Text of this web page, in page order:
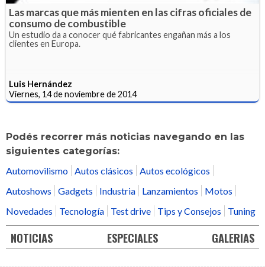
Las marcas que más mienten en las cifras oficiales de
consumo de combustible
Un estudio da a conocer qué fabricantes engañan más a los
clientes en Europa.
Luis Hernández
Viernes, 14 de noviembre de 2014
Podés recorrer más noticias navegando en las
siguientes categorías:
Automovilismo Autos clásicos
Autos ecológicos
Autoshows
Gadgets Industria Lanzamientos
Motos
Novedades
Tecnología Test drive Tips y Consejos Tuning
NOTICIAS ESPECIALES GALERIAS